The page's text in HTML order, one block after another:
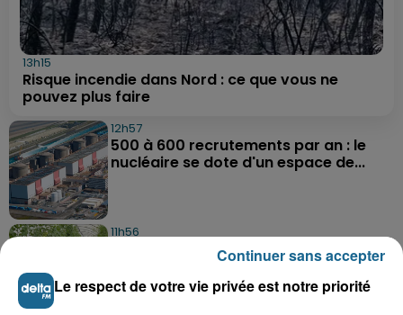
13h15
Risque incendie dans Nord : ce que vous ne
pouvez plus faire
12h57
500 à 600 recrutements par an : le
nucléaire se dote d'un espace de...
11h56
Wimille : la sécheresse menace les
Le respect de votre vie privée est notre priorité
Continuer sans accepter